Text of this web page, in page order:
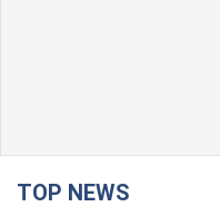
TOP NEWS